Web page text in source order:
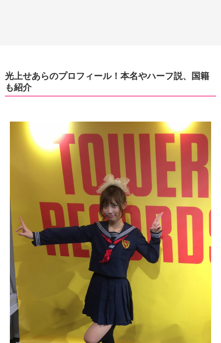
光上せあらのプロフィール！本名やハーフ説、国籍
も紹介